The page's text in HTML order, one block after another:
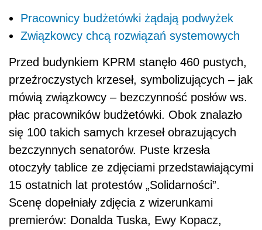
Pracownicy budżetówki żądają podwyżek
Związkowcy chcą rozwiązań systemowych
Przed budynkiem KPRM stanęło 460 pustych,
przeźroczystych krzeseł, symbolizujących – jak
mówią związkowcy – bezczynność posłów ws.
płac pracowników budżetówki. Obok znalazło
się 100 takich samych krzeseł obrazujących
bezczynnych senatorów. Puste krzesła
otoczyły tablice ze zdjęciami przedstawiającymi
15 ostatnich lat protestów „Solidarności”.
Scenę dopełniały zdjęcia z wizerunkami
premierów: Donalda Tuska, Ewy Kopacz,